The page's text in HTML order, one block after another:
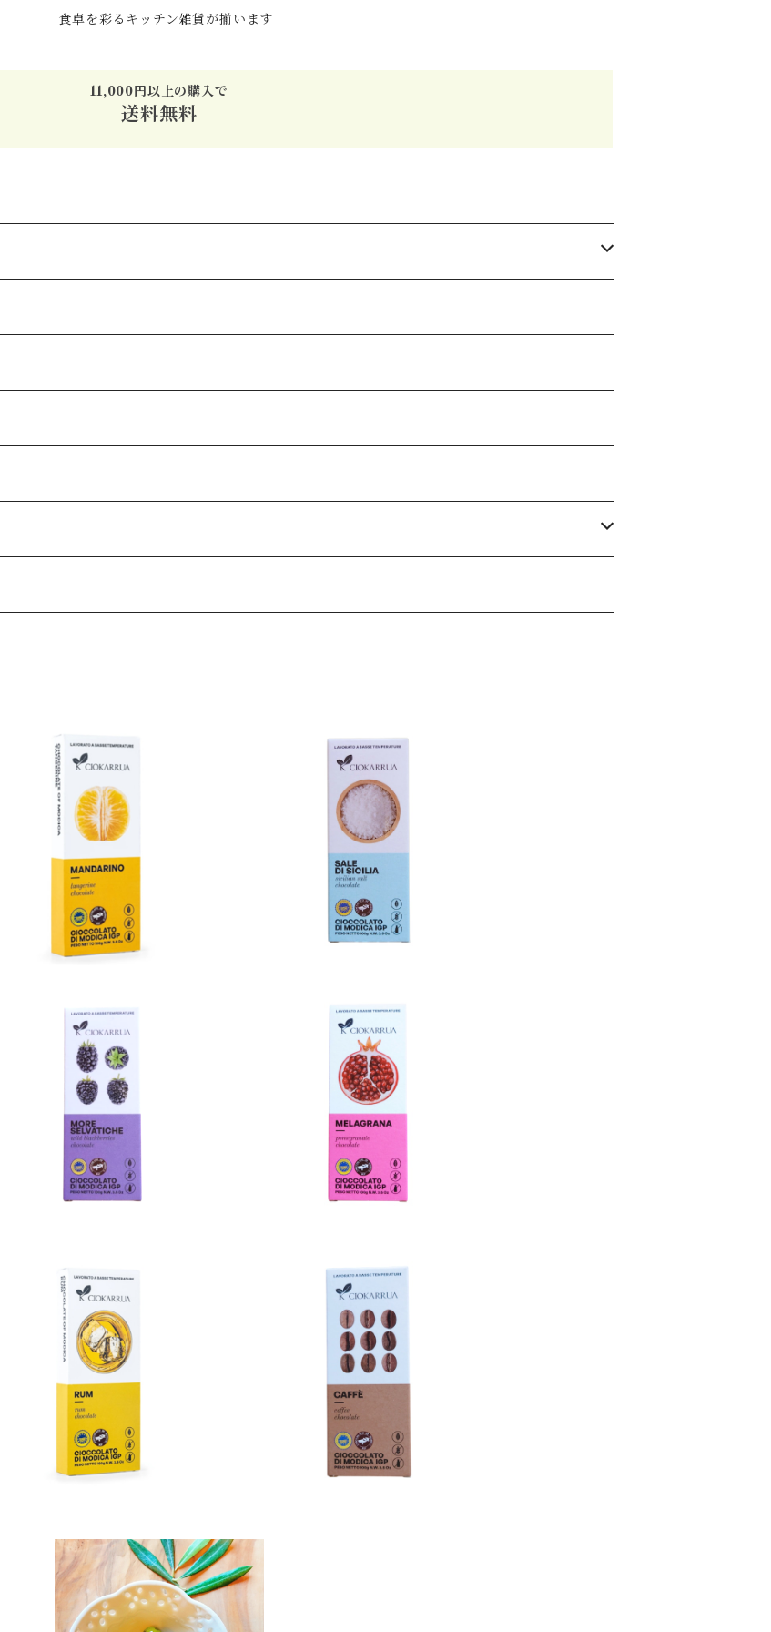
食卓を彩るキッチン雑貨が揃います
11,000円以上の購入で
送料無料
モディカチョコレートI.G.P. マンダ
リン（タンジェリン）
モディカチョコレートI.G.P. シチリ
ア塩の花 フィオール・ディ・サーレ
¥1,188
モディカチョコレートI.G.P. ブラッ
クベリー
¥1,188
モディカチョコレートI.G.P. ザクロ
¥1,188
モディカチョコレートI.G.P. RUM
ラム
¥1,188
SOLD OUT
モディカチョコレートI.G.P. コーヒ
ー
¥1,188
SOLD OUT